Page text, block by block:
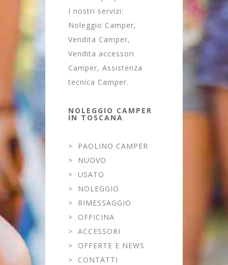
I nostri servizi:
Noleggio Camper,
Vendita Camper,
Vendita accessori
Camper, Assistenza
tecnica Camper.
NOLEGGIO CAMPER
IN TOSCANA
>
PAOLINO CAMPER
>
NUOVO
> USATO
>
NOLEGGIO
>
RIMESSAGGIO
> OFFICINA
> ACCESSORI
> OFFERTE E NEWS
> CONTATTI